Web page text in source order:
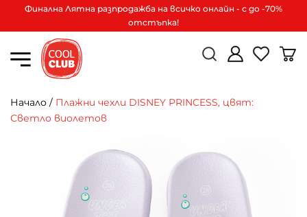
Финална Лятна разпродажба на всичко онлайн - с до -70%
отстъпка!
Начало / Плажни чехли DISNEY PRINCESS, цвят:
Светло виолетов